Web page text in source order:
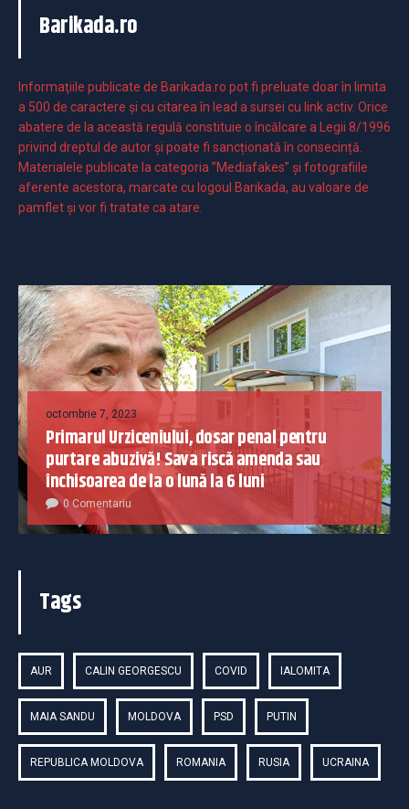
Barikada.ro
Informaţiile publicate de Barikada.ro pot fi preluate doar în limita
a 500 de caractere şi cu citarea în lead a sursei cu link activ. Orice
abatere de la această regulă constituie o încălcare a Legii 8/1996
privind dreptul de autor și poate fi sancționată în consecință.
Materialele publicate la categoria ”Mediafakes” și fotografiile
aferente acestora, marcate cu logoul Barikada, au valoare de
pamflet și vor fi tratate ca atare.
octombrie 7, 2023
Primarul Urziceniului, dosar penal pentru
purtare abuzivă! Sava riscă amenda sau
închisoarea de la o lună la 6 luni
0 Comentariu
Tags
AUR CALIN GEORGESCU COVID IALOMITA
MAIA SANDU MOLDOVA PSD PUTIN
REPUBLICA MOLDOVA ROMANIA RUSIA UCRAINA